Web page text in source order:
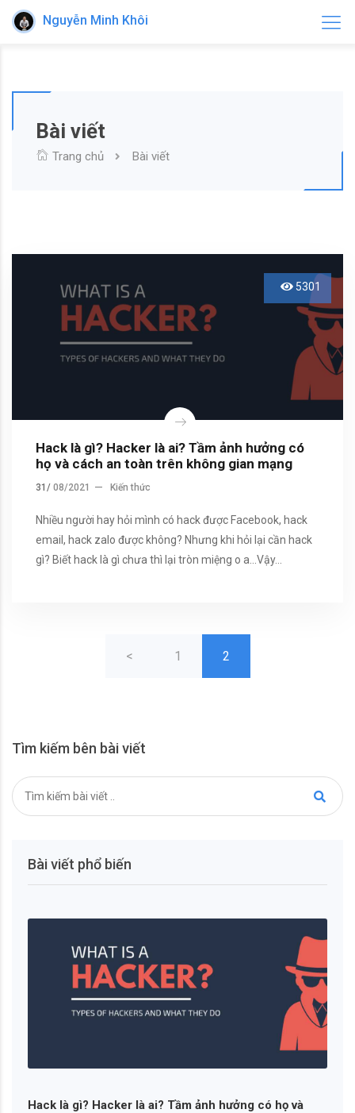
Nguyễn Minh Khôi
Bài viết
Trang chủ Bài viết
5301
Hack là gì? Hacker là ai? Tầm ảnh hưởng có
họ và cách an toàn trên không gian mạng
31/ 08/2021 Kiến thức
Nhiều người hay hỏi mình có hack được Facebook, hack
email, hack zalo được không? Nhưng khi hỏi lại cần hack
gì? Biết hack là gì chưa thì lại tròn miệng o a...Vậy…
< 1 2
Tìm kiếm bên bài viết
Bài viết phổ biến
Hack là gì? Hacker là ai? Tầm ảnh hưởng có họ và